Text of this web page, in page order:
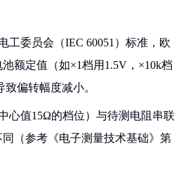
工委员会（IEC 60051）标准，欧
额定值（如×1档用1.5V，×10k档
偏转幅度减小。
心值15Ω的档位）与待测电阻串联
（参考《电子测量技术基础》第